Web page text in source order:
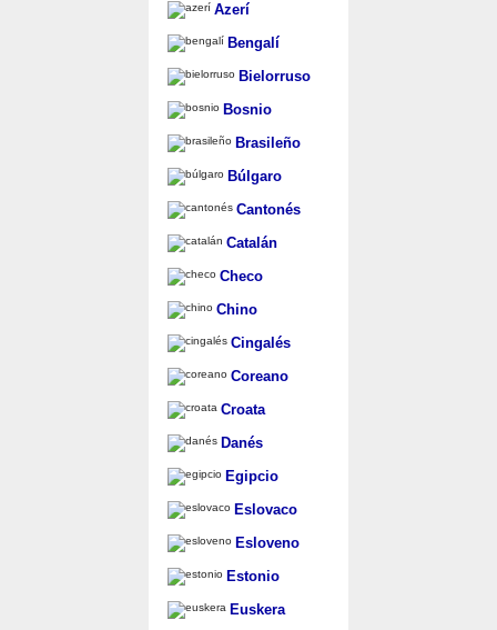
Azerí
Bengalí
Bielorruso
Bosnio
Brasileño
Búlgaro
Cantonés
Catalán
Checo
Chino
Cingalés
Coreano
Croata
Danés
Egipcio
Eslovaco
Esloveno
Estonio
Euskera